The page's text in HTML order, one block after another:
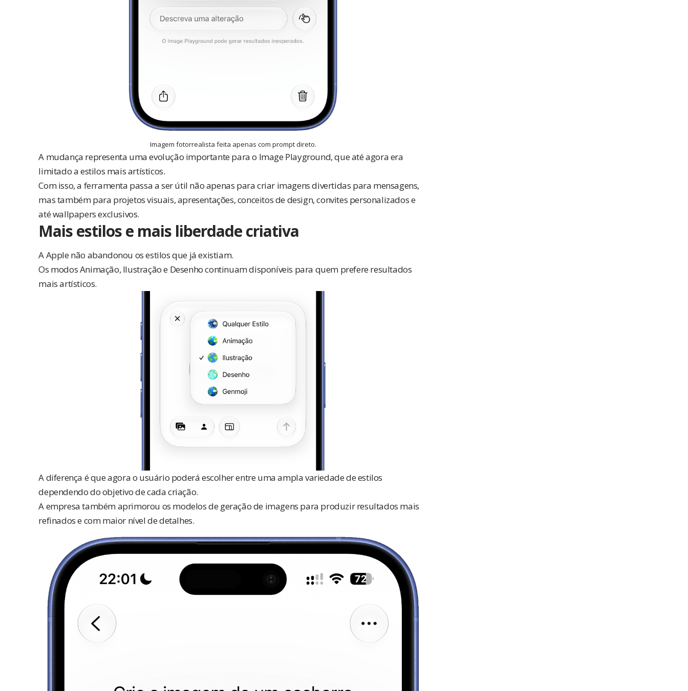
Imagem fotorrealista feita apenas com prompt direto.
A mudança representa uma evolução importante para o Image Playground, que até agora era
limitado a estilos mais artísticos.
Com isso, a ferramenta passa a ser útil não apenas para criar imagens divertidas para mensagens,
mas também para projetos visuais, apresentações, conceitos de design, convites personalizados e
até wallpapers exclusivos.
Mais estilos e mais liberdade criativa
A Apple não abandonou os estilos que já existiam.
Os modos Animação, Ilustração e Desenho continuam disponíveis para quem prefere resultados
mais artísticos.
A diferença é que agora o usuário poderá escolher entre uma ampla variedade de estilos
dependendo do objetivo de cada criação.
A empresa também aprimorou os modelos de geração de imagens para produzir resultados mais
refinados e com maior nível de detalhes.